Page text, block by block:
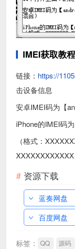
IMEI获取教程
链接： https://
击设备信息
安卓IMEI码为【
iPhone的IMEI码
（格式：
XXXXXXXXXXXX
资源下载
蓝奏网盘
百度网盘
标签： QQ 源码